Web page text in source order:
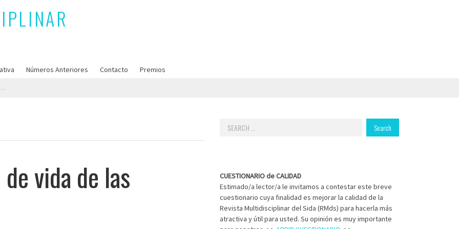
Números Anteriores Contacto Premios
vida de las
Search
for:
CUESTIONARIO de CALIDAD
Estimado/a lector/a le invitamos a contestar este breve
cuestionario cuya finalidad es mejorar la calidad de la
Revista Multidisciplinar del Sida (RMds) para hacerla más
atractiva y útil para usted. Su opinión es muy importante